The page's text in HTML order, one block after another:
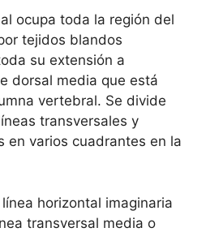
ocupa toda la región del
tejidos blandos
su extensión a
dorsal media que está
vertebral. Se divide
transversales y
en varios cuadrantes en la
horizontal imaginaria
transversal media o